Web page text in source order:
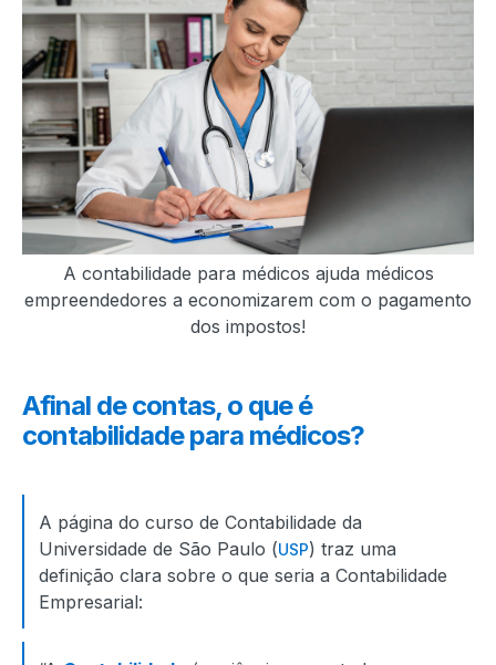
A contabilidade para médicos ajuda médicos
empreendedores a economizarem com o pagamento
dos impostos!
Afinal de contas, o que é
contabilidade para médicos?
A página do curso de Contabilidade da
Universidade de São Paulo (USP) traz uma
definição clara sobre o que seria a Contabilidade
Empresarial: